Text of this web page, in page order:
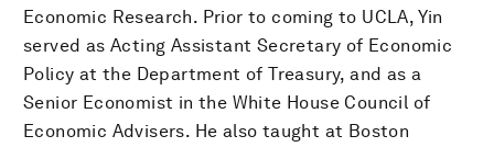
Economic Research. Prior to coming to UCLA, Yin
served as Acting Assistant Secretary of Economic
Policy at the Department of Treasury, and as a
Senior Economist in the White House Council of
Economic Advisers. He also taught at Boston